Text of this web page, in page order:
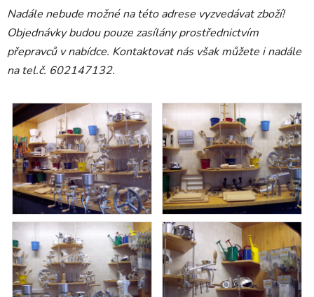
Nadále nebude možné na této adrese vyzvedávat zboží!
Objednávky budou pouze zasílány prostřednictvím
přepravců v nabídce. Kontaktovat nás však můžete i nadále
na tel.č. 602147132.